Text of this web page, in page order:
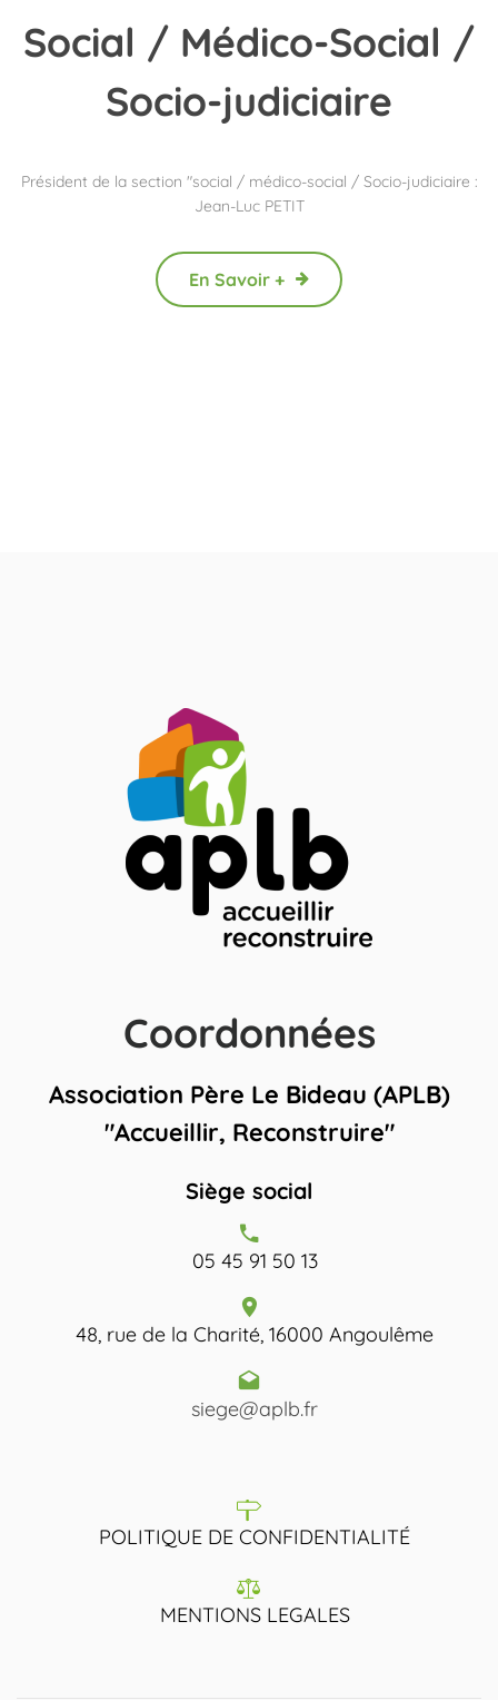
Social / Médico-Social /
Socio-judiciaire
Président de la section "social / médico-social / Socio-judiciaire :
Jean-Luc PETIT
En Savoir +
Coordonnées
Association Père Le Bideau (APLB)
"Accueillir, Reconstruire"
Siège social
05 45 91 50 13
48, rue de la Charité, 16000 Angoulême
siege@aplb.fr
POLITIQUE DE CONFIDENTIALITÉ
MENTIONS LEGALES